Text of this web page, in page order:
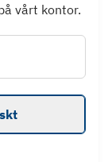
vårt kontor.